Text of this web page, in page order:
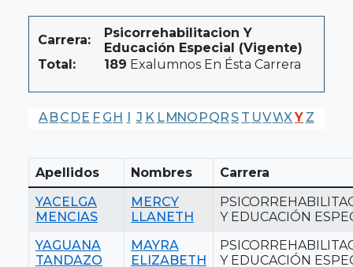
Carrera:
Psicorrehabilitacion Y
Educación Especial (Vigente)
Total:
189 Exalumnos En Ésta Carrera
A BC DE F G H I J K LMNO PQR S T UVWX Y Z
Apellidos Nombres
Carrera
YACELGA
MENCIAS
MERCY
LLANETH
Y EDUCACIÓN
YAGUANA
TANDAZO
MAYRA
ELIZABETH
Y EDUCACIÓN